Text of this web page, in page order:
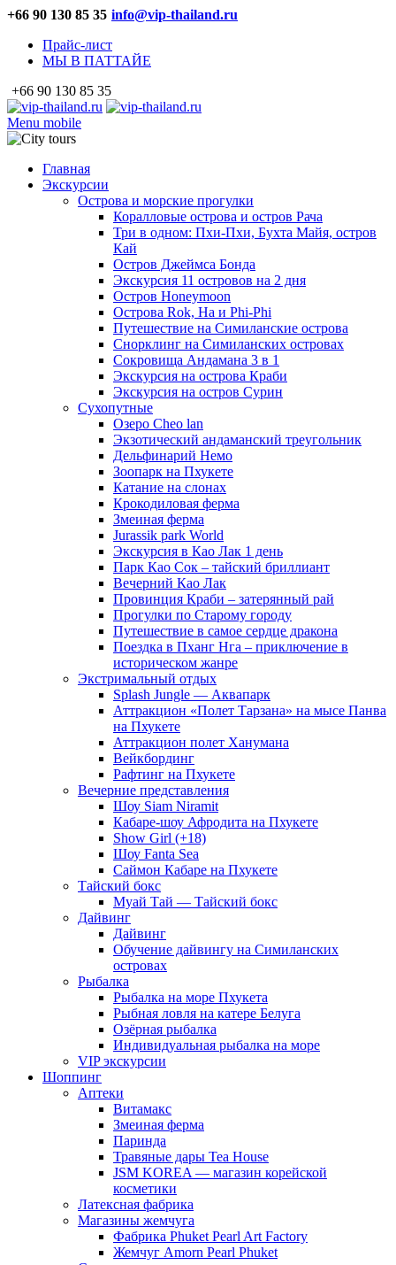
+66 90 130 85 35 info@vip-thailand.ru
Прайс-лист
МЫ В ПАТТАЙЕ
+66 90 130 85 35
Menu mobile
Главная
Экскурсии
Острова и морские прогулки
Коралловые острова и остров Рача
Три в одном: Пхи-Пхи, Бухта Майя, остров
Кай
Остров Джеймса Бонда
Экскурсия 11 островов на 2 дня
Остров Honeymoon
Острова Rok, Ha и Phi-Phi
Путешествие на Симиланские острова
Снорклинг на Симиланских островах
Сокровища Андамана 3 в 1
Экскурсия на острова Краби
Экскурсия на остров Сурин
Сухопутные
Озеро Cheo lan
Экзотический андаманский треугольник
Дельфинарий Немо
Зоопарк на Пхукете
Катание на слонах
Крокодиловая ферма
Змеиная ферма
Jurassik park World
Экскурсия в Као Лак 1 день
Парк Као Сок – тайский бриллиант
Вечерний Као Лак
Провинция Краби – затерянный рай
Прогулки по Старому городу
Путешествие в самое сердце дракона
Поездка в Пханг Нга – приключение в
историческом жанре
Экстримальный отдых
Splash Jungle — Аквапарк
Аттракцион «Полет Тарзана» на мысе Панва
на Пхукете
Аттракцион полет Ханумана
Вейкбординг
Рафтинг на Пхукете
Вечерние представления
Шоу Siam Niramit
Кабаре-шоу Афродита на Пхукете
Show Girl (+18)
Шоу Fanta Sea
Саймон Кабаре на Пхукете
Тайский бокс
Муай Тай — Тайский бокс
Дайвинг
Дайвинг
Обучение дайвингу на Симиланских
островах
Рыбалка
Рыбалка на море Пхукета
Рыбная ловля на катере Белуга
Озёрная рыбалка
Индивидуальная рыбалка на море
VIP экскурсии
Шоппинг
Аптеки
Витамакс
Змеиная ферма
Паринда
Травяные дары Tea House
JSM KOREA — магазин корейской
косметики
Латексная фабрика
Магазины жемчуга
Фабрика Phuket Pearl Art Factory
Жемчуг Amorn Pearl Phuket